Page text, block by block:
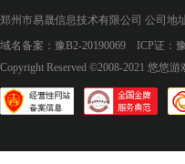
郑州市易晟信息技术有限公司 公司地
域名备案： 豫B2-20190069 ICP证：
Copyright Reserved ©2008-2021 悠悠游